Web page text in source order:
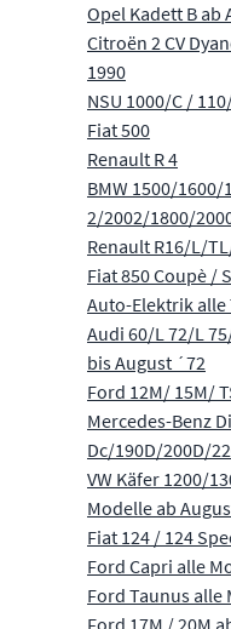
Opel Kadett B ab
Citroën 2 CV
1990
NSU 1000/C /
Fiat 500
Renault R 4
BMW 1500/1600/
2/2002/1800/
Renault R16/L/
Fiat 850 Coupè /
Auto-Elektrik alle
Audi 60/L 72/L
bis August ´72
Ford 12M/ 15M/
Mercedes-Benz
Dc/190D/200D/
VW Käfer 1200/
Modelle ab
Fiat 124 / 124
Ford Capri alle
Ford Taunus alle